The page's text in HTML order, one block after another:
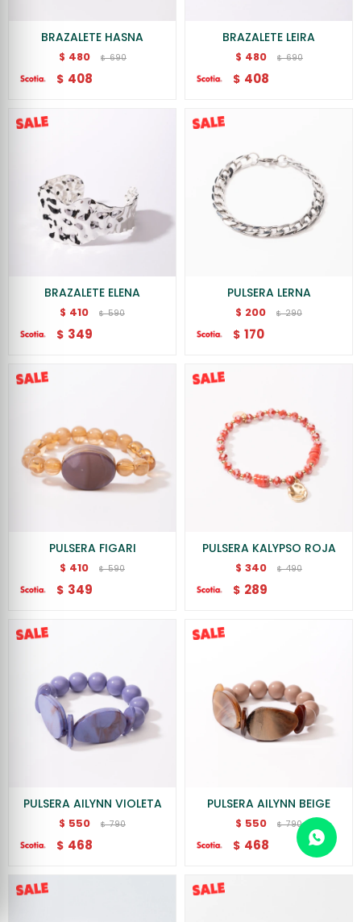
BRAZALETE HASNA
$ 480 $ 690
$ 408
BRAZALETE LEIRA
$ 480 $ 690
$ 408
BRAZALETE ELENA
$ 410 $ 590
$ 349
PULSERA LERNA
$ 200 $ 290
$ 170
PULSERA FIGARI
$ 410 $ 590
$ 349
PULSERA KALYPSO ROJA
$ 340 $ 490
$ 289
PULSERA AILYNN VIOLETA
$ 550 $ 790
$ 468
PULSERA AILYNN BEIGE
$ 550 $ 790
$ 468